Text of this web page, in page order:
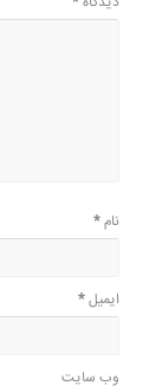
نام*
ایمیل*
وب‌ سایت